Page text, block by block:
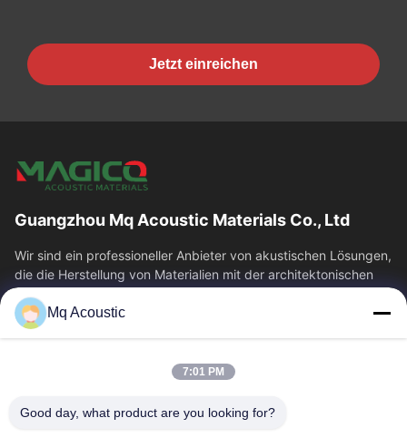
Jetzt einreichen
Guangzhou Mq Acoustic Materials Co., Ltd
Wir sind ein professioneller Anbieter von akustischen Lösungen,
die die Herstellung von Materialien mit der architektonischen
Akustik...
Schnelle Verbindungen
Über Uns
Werksbesichtigung
Qualitätskontrolle
Mq Acoustic
7:01 PM
Good day, what product are you looking for?